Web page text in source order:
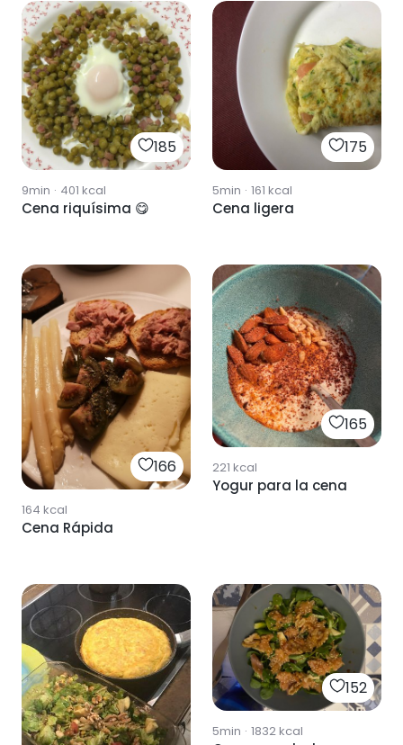
185
9min · 401 kcal
Cena riquísima 😋
175
5min · 161 kcal
Cena ligera
166
164 kcal
Cena Rápida
165
221 kcal
Yogur para la cena
152
5min · 1832kcal